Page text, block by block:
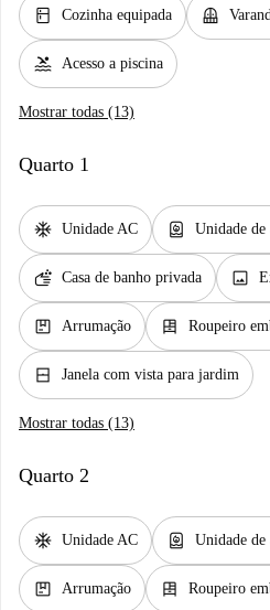
kitchen Cozinha equipada balcony
pool Acesso a piscina
Mostrar todas (13)
Quarto 1
ac_unit Unidade AC water_heater Unidade de
soap Casa de banho privada image
package Arrumação dresser Roupeiro
window_closed Janela com vista para jardim
Mostrar todas (13)
Quarto 2
ac_unit Unidade AC water_heater Unidade de
package Arrumação dresser Roupeiro